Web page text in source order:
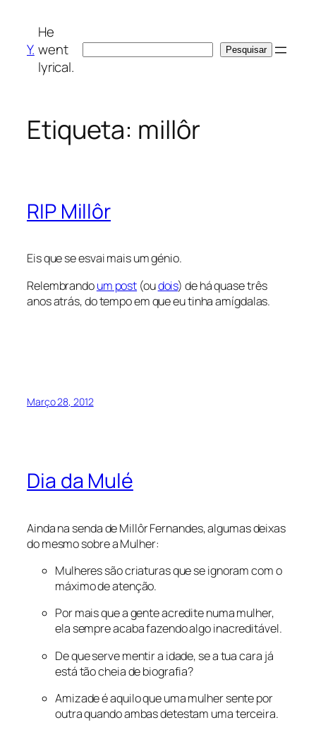
conteúdo
Y.
He
went
lyrical.
Pesquisar
Etiqueta: millôr
RIP Millôr
Eis que se esvai mais um génio.
Relembrandoum post (oudois) de há quase três
anos atrás, do tempo em que eu tinha amígdalas.
Março 28, 2012
Dia da Mulé
Ainda na senda de Millôr Fernandes, algumas deixas
do mesmo sobre a Mulher:
Mulheres são criaturas que se ignoram com o
máximo de atenção.
Por mais que a gente acredite numa mulher,
ela sempre acaba fazendo algo inacreditável.
De que serve mentir a idade, se a tua cara já
está tão cheia de biografia?
Amizade é aquilo que uma mulher sente por
outra quando ambas detestam uma terceira.